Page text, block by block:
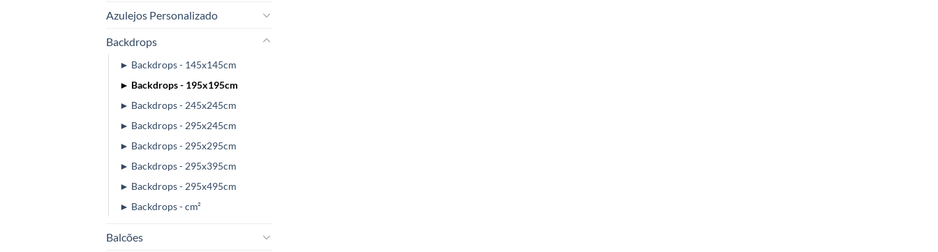
Azulejos Personalizado
Backdrops
► Backdrops - 145x145cm
► Backdrops - 195x195cm
► Backdrops - 245x245cm
► Backdrops - 295x245cm
► Backdrops - 295x295cm
► Backdrops - 295x395cm
► Backdrops - 295x495cm
► Backdrops - cm²
Balcões